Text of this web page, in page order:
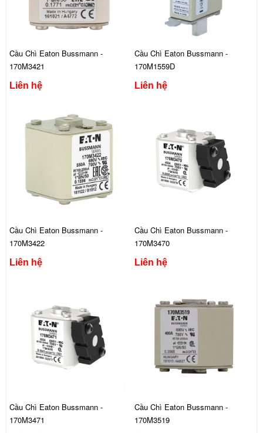
Cầu Chì Eaton Bussmann -
170M3421
Liên hệ
Cầu Chì Eaton Bussmann -
170M1559D
Liên hệ
Cầu Chì Eaton Bussmann -
170M3422
Liên hệ
Cầu Chì Eaton Bussmann -
170M3470
Liên hệ
Cầu Chì Eaton Bussmann -
170M3471
Cầu Chì Eaton Bussmann -
170M3519